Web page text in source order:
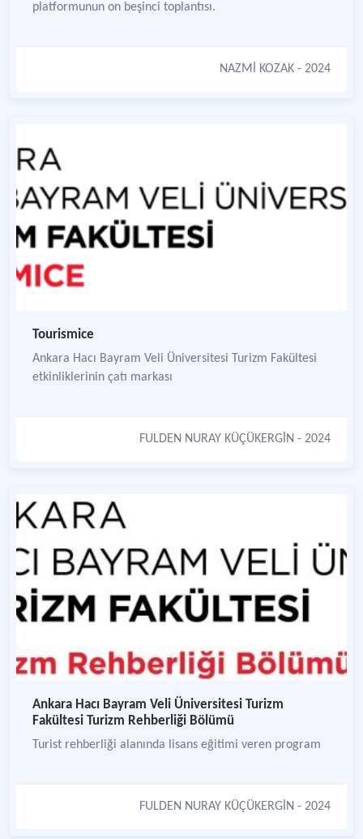
platformunun on beşinci toplantısı.
NAZMİ KOZAK - 2024
Tourismice
Ankara Hacı Bayram Veli Üniversitesi Turizm Fakültesi
etkinliklerinin çatı markası
FULDEN NURAY KÜÇÜKERGİN - 2024
Ankara Hacı Bayram Veli Üniversitesi Turizm
Fakültesi Turizm Rehberliği Bölümü
Turist rehberliği alanında lisans eğitimi veren program
FULDEN NURAY KÜÇÜKERGİN - 2024